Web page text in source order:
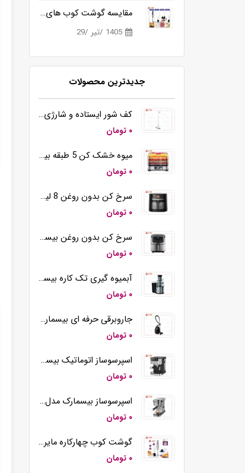
مقایسه گوشت کوب های برقی بیسمارک مدل BM3315 و BM3316
1405 /تیر /29
جدیدترین محصولات
کف شور ایستاده و شارژی بیسمارک مدل BM5510
۰ تومان
میوه خشک کن 5 طبقه بیسمارک مدل BM3004
۰ تومان
سرخ کن بدون روغن 8 لیتری بیسمارک مدل BM3570
۰ تومان
سرخ کن بدون روغن بیسمارک مدل BM-3558
۰ تومان
آبمیوه گیری تک کاره بیسمارک مدل BM2360
۰ تومان
جاروبرقی حرفه ای بیسمارک مدل BM2109
۰ تومان
اسپرسوساز اتوماتیک بیسمارک مدل BM2290
۰ تومان
اسپرسوساز بیسمارک مدل BM2260
۰ تومان
گوشت کوب چهارکاره مایر مدل MR-194
۰ تومان